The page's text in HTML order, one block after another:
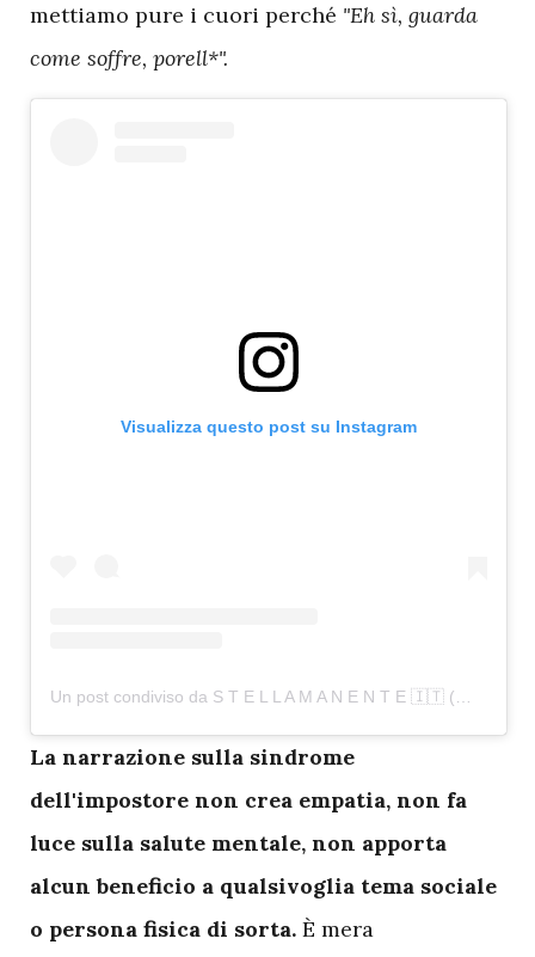
mettiamo pure i cuori perché "Eh sì, guarda
come soffre, porell*".
Visualizza questo post su Instagram
La narrazione sulla sindrome
dell'impostore non crea empatia, non fa
luce sulla salute mentale, non apporta
alcun beneficio a qualsivoglia tema sociale
o persona fisica di sorta. È mera